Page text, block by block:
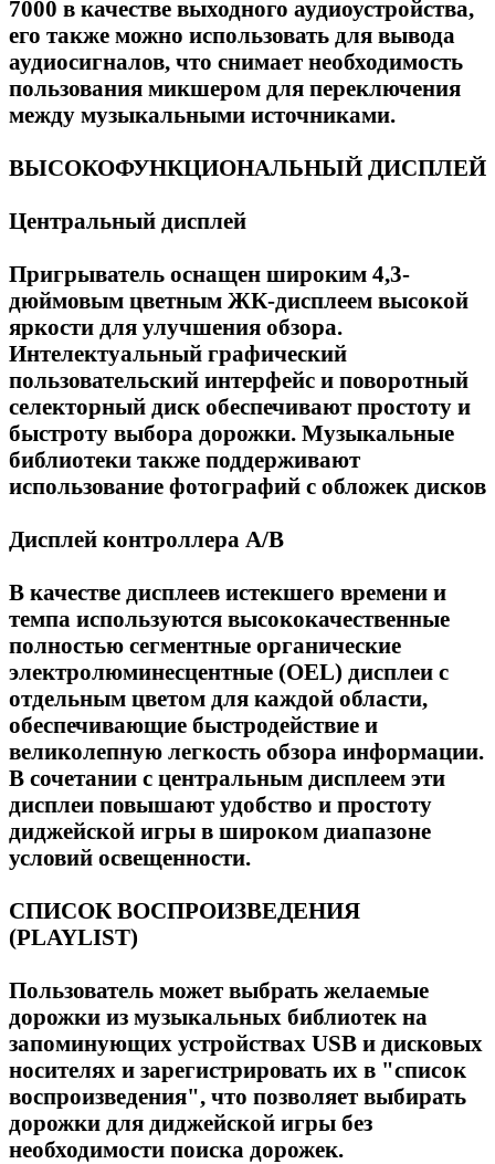
7000 в качестве выходного аудиоустройства,
его также можно использовать для вывода
аудиосигналов, что снимает необходимость
пользования микшером для переключения
между музыкальными источниками.
ВЫСОКОФУНКЦИОНАЛЬНЫЙ ДИСПЛЕЙ
Центральный дисплей
Пригрыватель оснащен широким 4,3-
дюймовым цветным ЖК-дисплеем высокой
яркости для улучшения обзора.
Интелектуальный графический
пользовательский интерфейс и поворотный
селекторный диск обеспечивают простоту и
быстроту выбора дорожки. Музыкальные
библиотеки также поддерживают
использование фотографий с обложек дисков
Дисплей контроллера А/B
В качестве дисплеев истекшего времени и
темпа используются высококачественные
полностью сегментные органические
электролюминесцентные (OEL) дисплеи с
отдельным цветом для каждой области,
обеспечивающие быстродействие и
великолепную легкость обзора информации.
В сочетании с центральным дисплеем эти
дисплеи повышают удобство и простоту
диджейской игры в широком диапазоне
условий освещенности.
СПИСОК ВОСПРОИЗВЕДЕНИЯ
(PLAYLIST)
Пользователь может выбрать желаемые
дорожки из музыкальных библиотек на
запоминующих устройствах USB и дисковых
носителях и зарегистрировать их в "список
воспроизведения", что позволяет выбирать
дорожки для диджейской игры без
необходимости поиска дорожек.